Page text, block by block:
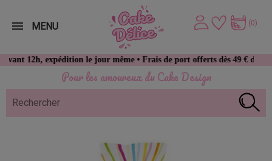
Pour les amoureux du Cake Design
expédition le jour même • Frais de port offerts dès 49 € d’achat
(0)
MENU